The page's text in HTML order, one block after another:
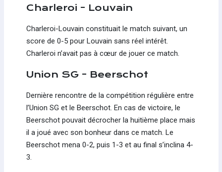
Charleroi - Louvain
Charleroi-Louvain constituait le match suivant, un
score de 0-5 pour Louvain sans réel intérêt.
Charleroi n’avait pas à cœur de jouer ce match.
Union SG - Beerschot
Dernière rencontre de la compétition régulière entre
l’Union SG et le Beerschot. En cas de victoire, le
Beerschot pouvait décrocher la huitième place mais
il a joué avec son bonheur dans ce match. Le
Beerschot mena 0-2, puis 1-3 et au final s’inclina 4-
3.